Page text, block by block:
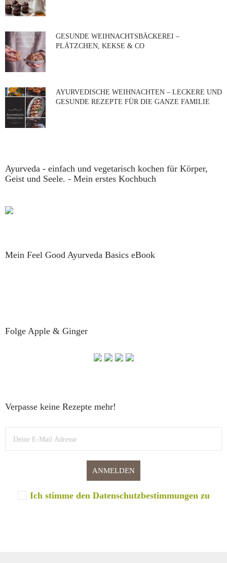
GESUNDE WEIHNACHTSBÄCKEREI –
PLÄTZCHEN, KEKSE & CO
AYURVEDISCHE WEIHNACHTEN – LECKERE UND
GESUNDE REZEPTE FÜR DIE GANZE FAMILIE
Ayurveda - einfach und vegetarisch kochen für Körper,
Geist und Seele. - Mein erstes Kochbuch
Mein Feel Good Ayurveda Basics eBook
Folge Apple & Ginger
Verpasse keine Rezepte mehr!
Ich stimme den Datenschutzbestimmungen zu